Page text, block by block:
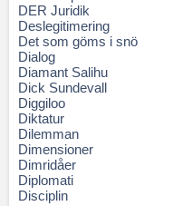
DER Juridik
Deslegitimering
Det som göms i snö
Dialog
Diamant Salihu
Dick Sundevall
Diggiloo
Diktatur
Dilemman
Dimensioner
Dimridåer
Diplomati
Disciplin